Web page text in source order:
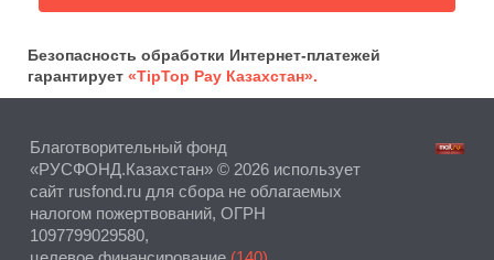
Безопасность обработки Интернет-платежей
гарантирует «TipTop Pay Казахстан».
Благотворительный фонд
«РУСФОНД.Казахстан» © 2026 использует
сайт rusfond.ru для сбора не облагаемых
налогом пожертвований, ОГРН
1097799029580,